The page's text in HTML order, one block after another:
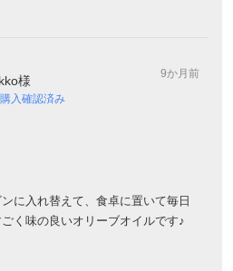
様
購入確認済み
9か月前
に入れ替えて、食卓に置いて毎日
く味の良いオリーブオイルです♪